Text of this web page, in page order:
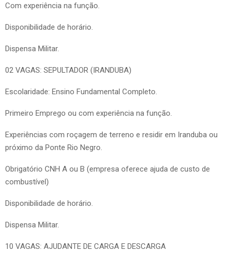
Com experiência na função.
Disponibilidade de horário.
Dispensa Militar.
02 VAGAS: SEPULTADOR (IRANDUBA)
Escolaridade: Ensino Fundamental Completo.
Primeiro Emprego ou com experiência na função.
Experiências com roçagem de terreno e residir em Iranduba ou
próximo da Ponte Rio Negro.
Obrigatório CNH A ou B (empresa oferece ajuda de custo de
combustível)
Disponibilidade de horário.
Dispensa Militar.
10 VAGAS: AJUDANTE DE CARGA E DESCARGA